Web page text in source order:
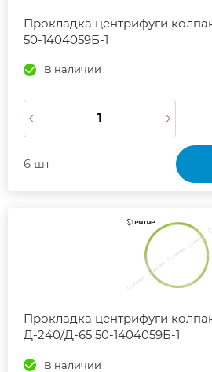
Прокладка центрифуги
50-1404059Б-1
В наличии
6 шт
Прокладка центрифуги
Д-240/Д-65 50-1404059Б-1
В наличии